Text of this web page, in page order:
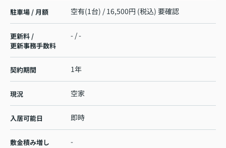
駐車場 / 月額 空有(1台) / 16,500円 (税込) 要確認
更新料 /
更新事務手数料
- / -
契約期間 1年
現況 空家
入居可能日 即時
敷金積み増し -